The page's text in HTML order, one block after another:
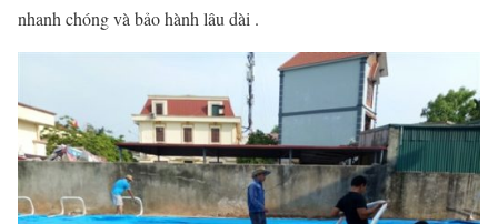
nhanh chóng và bảo hành lâu dài .